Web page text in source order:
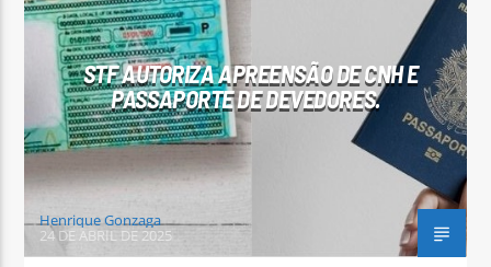
Arara Azul FM
STF AUTORIZA APREENSÃO DE CNH E
PASSAPORTE DE DEVEDORES.
Henrique Gonzaga
24 DE ABRIL DE 2025